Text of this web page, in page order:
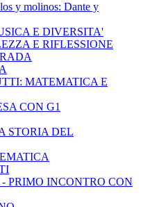
y molinos: Dante y
E DIVERSITA'
E RIFLESSIONE
MATEMATICA E
CON G1
STORIA DEL
PRIMO INCONTRO CON